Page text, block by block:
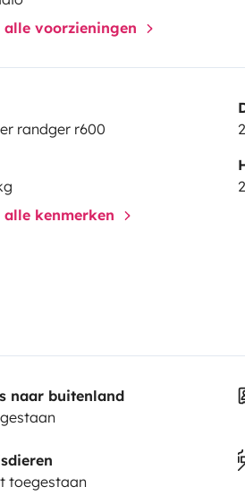
alle voorzieningen
randger r600
kenmerken
naar buitenland
toegestaan